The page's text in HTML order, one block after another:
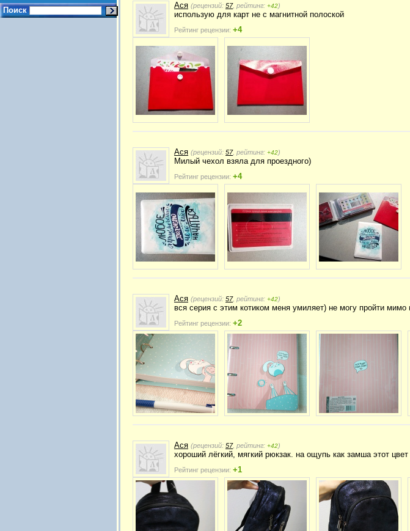
Поиск
Ася (рецензий: 57, рейтинг: +42)
использую для карт не с магнитной полоской
Рейтинг рецензии: +4
Ася (рецензий: 57, рейтинг: +42)
Милый чехол взяла для проездного)
Рейтинг рецензии: +4
Ася (рецензий: 57, рейтинг: +42)
вся серия с этим котиком меня умиляет) не могу пройти
Рейтинг рецензии: +2
Ася (рецензий: 57, рейтинг: +42)
хороший лёгкий, мягкий рюкзак. на ощупь как замша этот
Рейтинг рецензии: +1